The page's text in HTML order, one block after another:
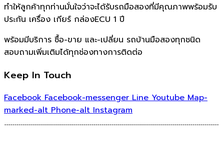
ทำให้ลูกค้าทุกท่านมั่นใจว่าจะได้รับรถมือสองที่มีคุณภาพพร้อมรับ
ประกัน เครื่อง เกียร์ กล่องECU 1 ปี
พร้อมมีบริการ ซื้อ-ขาย และ-เปลี่ยน รถบ้านมือสองทุกชนิด
สอบถามเพิ่มเติมได้ทุกช่องทางการติดต่อ
Keep In Touch
Facebook Facebook-messenger Line Youtube Map-
marked-alt Phone-alt Instagram